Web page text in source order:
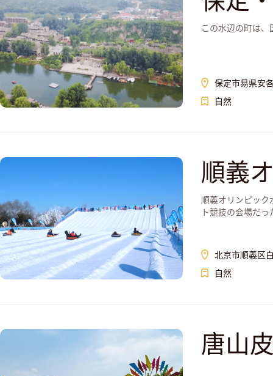
この水辺の町は
保定市易県安
自然
順義
順義オリンピッ
ト競技の会場だっ
北京市順義区
自然
唐山